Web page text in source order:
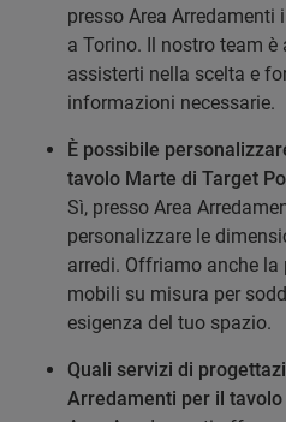
presso Area Arredamenti
a Torino. Il nostro team è
assisterti nella scelta e
informazioni necessarie.
È possibile
tavolo Marte di Target
Sì, presso Area
personalizzare le
arredi. Offriamo anche
mobili su misura per
esigenza del tuo spazio.
Quali servizi di
Arredamenti per il tavolo